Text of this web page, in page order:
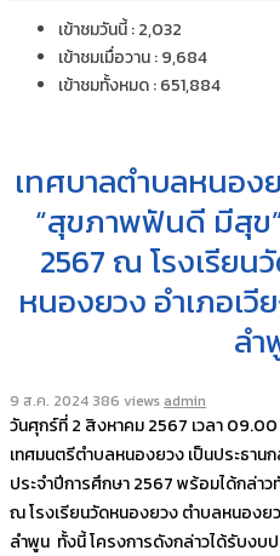
เข้าชมวันนี้ : 2,032
เข้าชมเมื่อวาน : 9,684
เข้าชมทั้งหมด : 651,884
เทศบาลตำบลหนอง
“สุขภาพฟันดี มีสุข
2567 ณ โรงเรีย
หนองยวง อำเภอเ
ล
9 ส.ค. 2024 386 views admin
วันศุกร์ที่ 2 สิงหาคม 2567 เวลา
เทศมนตรีตำบลหนองยวง เป็นประธาน
ประจำปีการศึกษา 2567 พร้อมได้กล่า
ณ โรงเรียนวัดหนองยวง ตำบลหนองย
ลำพูน ทั้งนี้ โครงการดังกล่าวได้รับง